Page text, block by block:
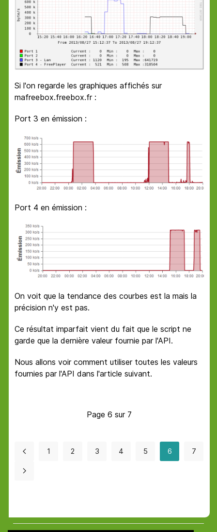
Si l'on regarde les graphiques affichés sur
mafreebox.freebox.fr :
Port 3 en émission :
Port 4 en émission :
On voit que la tendance des courbes est la mais la
précision n'y est pas.
Ce résultat imparfait vient du fait que le script ne
garde que la dernière valeur fournie par l'API.
Nous allons voir comment utiliser toutes les valeurs
fournies par l'API dans l'article suivant.
Page 6 sur 7
1 2 3 4 5 6 7